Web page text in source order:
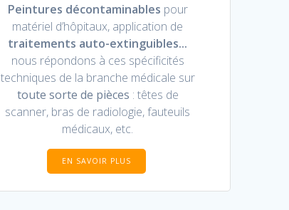
Peintures décontaminables pour
matériel d’hôpitaux, application de
traitements auto-extinguibles...
nous répondons à ces spécificités
techniques de la branche médicale sur
toute sorte de pièces : têtes de
scanner, bras de radiologie, fauteuils
médicaux, etc.
EN SAVOIR PLUS